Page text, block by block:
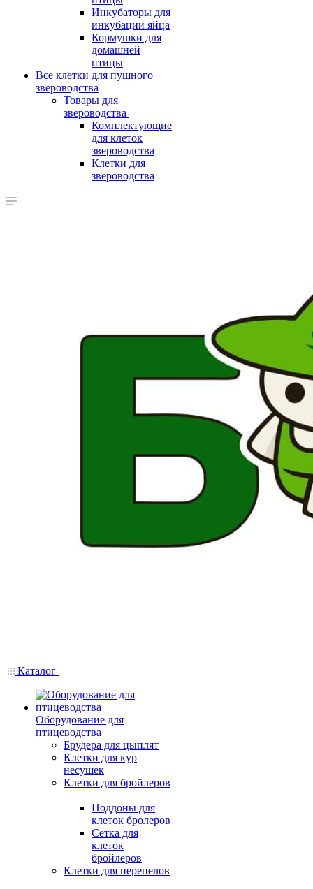
Инкубаторы для
инкубации яйца
Кормушки для
домашней
птицы
Все клетки для пушного
звероводства
Товары для
звероводства
Комплектующие
для клеток
звероводства
Клетки для
звероводства
Каталог
Оборудование для
птицеводства
Брудера для цыплят
Клетки для кур
несушек
Клетки для бройлеров
Поддоны для
клеток бролеров
Сетка для
клеток
бройлеров
Клетки для перепелов